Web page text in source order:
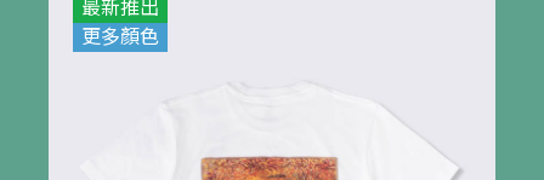
最新推出
更多顏色